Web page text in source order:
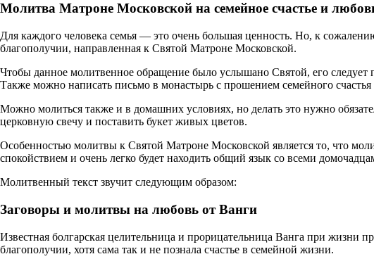
Молитва Матроне Московской на семейное счастье и
Для каждого человека семья — это очень большая ценность. Но, к
благополучии, направленная к Святой Матроне Московской.
Чтобы данное молитвенное обращение было услышано Святой, его
Также можно написать письмо в монастырь с прошением семейного
Можно молиться также и в домашних условиях, но делать это нужно
церковную свечу и поставить букет живых цветов.
Особенностью молитвы к Святой Матроне Московской является то, что
спокойствием и очень легко будет находить общий язык со всеми
Молитвенный текст звучит следующим образом:
Заговоры и молитвы на любовь от Ванги
Известная болгарская целительница и прорицательница Ванга при
благополучии, хотя сама так и не познала счастье в семейной жизни.